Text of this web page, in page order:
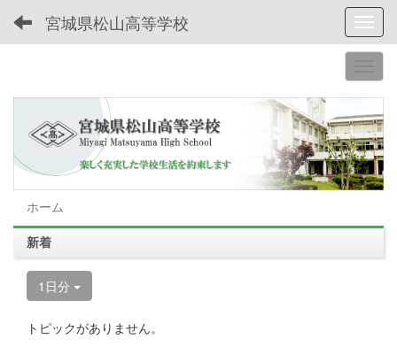
宮城県松山高等学校
ホーム
新着
1日分
トピックがありません。